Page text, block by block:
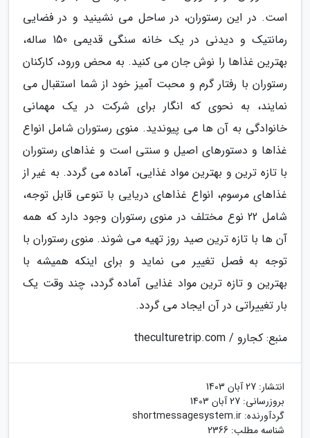
است. در این رستوران، در ساحل می نشینید و در فضایی
رمانتیک و دیدنی در یک خانه سنگی قدیمی 150 ساله،
بهترین غذاها را نوش جان می کنید. به محض ورود، کارکنان
رستوران با رفتار گرم و محبت آمیز خود از شما استقبال می
نمایند، به نحوی که انگار برای شرکت در یک مهمانی
خانوادگی به آن ها می پیوندید. منوی رستوران شامل انواع
غذاها و دستورهای اصیل و سنتی است و غذاهای رستوران
با تازه ترین و بهترین مواد غذایی، آماده می گردد. به غیر از
غذاهای مرسوم، انواع غذاهای دریایی با تنوعی قابل توجه،
شامل 22 نوع مختلف در منوی رستوران وجود دارد که همه
آن ها با تازه ترین صید روز تهیه می شوند. منوی رستوران با
توجه به فصل تغییر می نماید و برای اینکه همیشه با
بهترین و تازه ترین مواد غذایی آماده گردد، چند وقت یک
بار تغییراتی در آن ایجاد می گردد.
منبع: کجارو / theculturetrip.com
انتشار: 27 آبان 1403
بروزرسانی: 27 آبان 1403
گردآورنده: shortmessagesystem.ir
شناسه مطلب: 2366